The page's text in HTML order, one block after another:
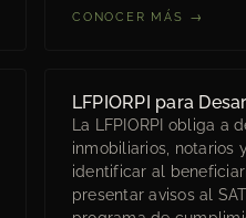
CONOCER MÁS →
LFPIORPI para
La LFPIORPI obliga a
inmobiliarios, notarios
identificar al
presentar avisos al